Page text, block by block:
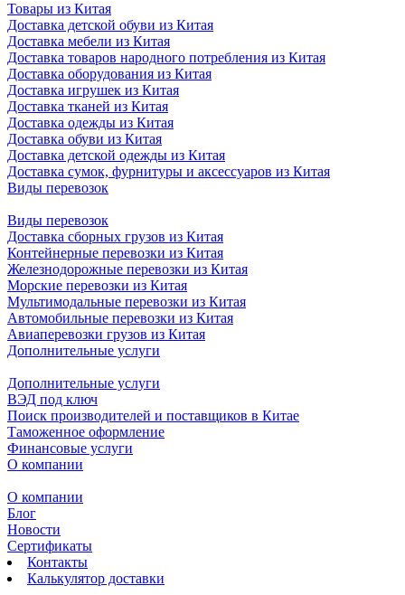
Товары из Китая
Доставка детской обуви из Китая
Доставка мебели из Китая
Доставка товаров народного потребления из Китая
Доставка оборудования из Китая
Доставка игрушек из Китая
Доставка тканей из Китая
Доставка одежды из Китая
Доставка обуви из Китая
Доставка детской одежды из Китая
Доставка сумок, фурнитуры и аксессуаров из Китая
Виды перевозок
Виды перевозок
Доставка сборных грузов из Китая
Контейнерные перевозки из Китая
Железнодорожные перевозки из Китая
Морские перевозки из Китая
Мультимодальные перевозки из Китая
Автомобильные перевозки из Китая
Авиаперевозки грузов из Китая
Дополнительные услуги
Дополнительные услуги
ВЭД под ключ
Поиск производителей и поставщиков в Китае
Таможенное оформление
Финансовые услуги
О компании
О компании
Блог
Новости
Сертификаты
Контакты
Калькулятор доставки